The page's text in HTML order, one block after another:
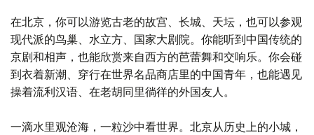
在北京，你可以游览古老的故宫、长城、天坛，也可以参观
现代派的鸟巢、水立方、国家大剧院。你能听到中国传统的
京剧和相声，也能欣赏来自西方的芭蕾舞和交响乐。你会碰
到衣着新潮、穿行在世界名品商店里的中国青年，也能遇见
操着流利汉语、在老胡同里徜徉的外国友人。
一滴水里观沧海，一粒沙中看世界。北京从历史上的小城，